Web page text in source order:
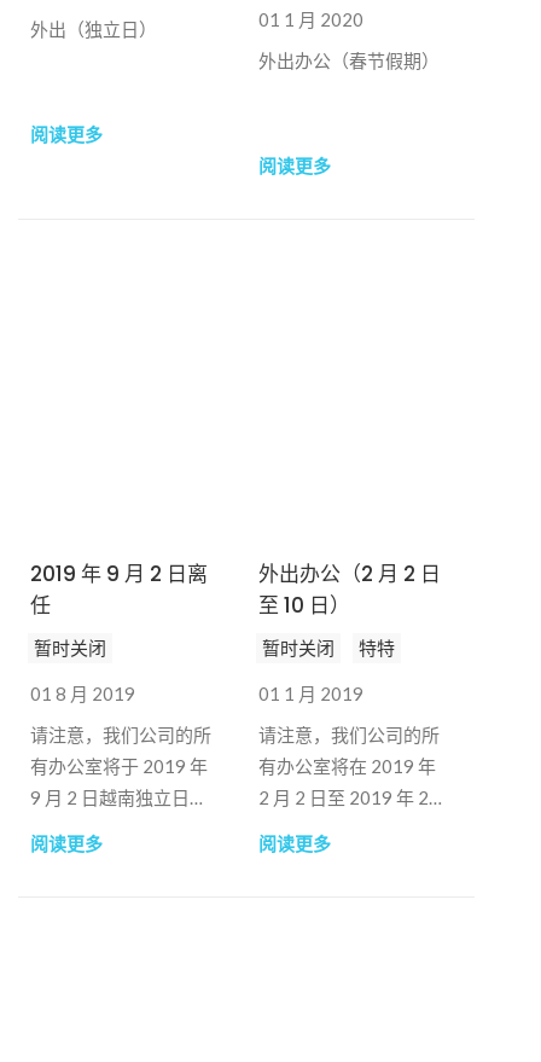
外出（独立日）
阅读更多
01 1 月 2020
外出办公（春节假期）
阅读更多
2019 年 9 月 2 日离
任
暂时关闭
01 8 月 2019
请注意，我们公司的所
有办公室将于 2019 年
9 月 2 日越南独立日关
闭。我们将于 2019 年
9 月 3 日星期二照常恢
阅读更多
外出办公（2 月 2 日
至 10 日）
暂时关闭 特特
01 1 月 2019
请注意，我们公司的所
有办公室将在 2019 年
2 月 2 日至 2019 年 2
月 10 日的春节假期期
间关闭。我们将于
阅读更多